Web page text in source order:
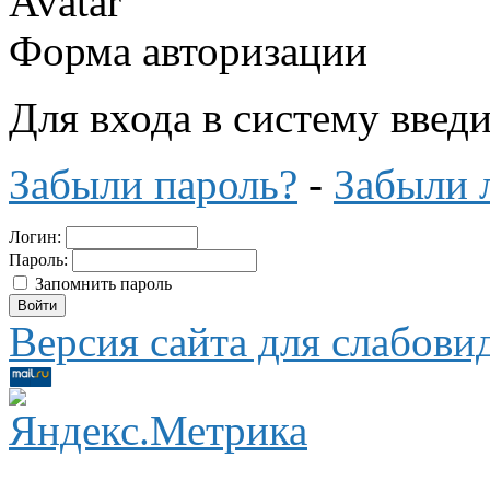
Форма авторизации
Для входа в систему
Забыли пароль? - Забыли
Логин:
Пароль:
Запомнить пароль
Версия сайта для